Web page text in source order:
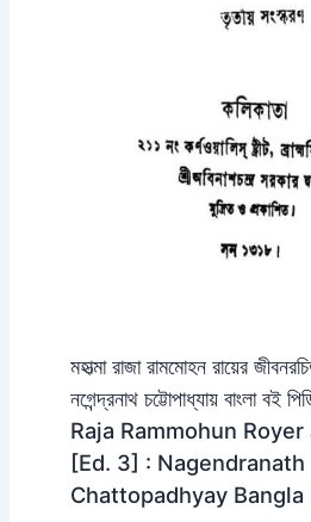
মহাত্মা রাজা রামমোহন রায়ের
নগেন্দ্রনাথ চট্টোপাধ্যায় বাংলা
Raja Rammohun
[Ed. 3] : Nagendranath
Chattopadhyay Bangla